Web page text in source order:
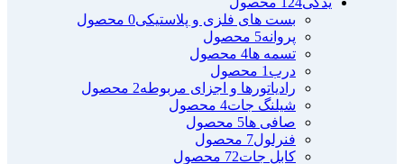
بست های فلزی و پلاستیکی0 محصول
پروانه5 محصول
تسمه ها4 محصول
درب 1 محصول
رادیاتورها و اجزای مربوطه2 محصول
شیلنگ جات4 محصول
صافی ها5 محصول
فنرلول7 محصول
کابل جات72 محصول